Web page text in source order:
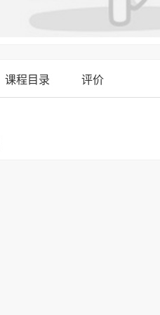
课程目录 评价